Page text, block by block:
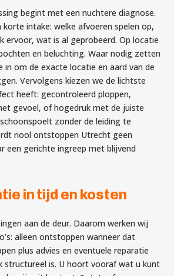
begint met een nuchtere diagnose.
intake: welke afvoeren spelen op,
ervoor, wat is al geprobeerd. Op locatie
en beluchting. Waar nodig zetten
in om de exacte locatie en aard van de
Vervolgens kiezen we de lichtste
heeft: gecontroleerd ploppen,
gevoel, of hogedruk met de juiste
zonder de leiding te
riool ontstoppen Utrecht geen
een gerichte ingreep met blijvend
in tijd en kosten
aan de deur. Daarom werken wij
alleen ontstoppen wanneer dat
plus advies en eventuele reparatie
structureel is. U hoort vooraf wat u kunt